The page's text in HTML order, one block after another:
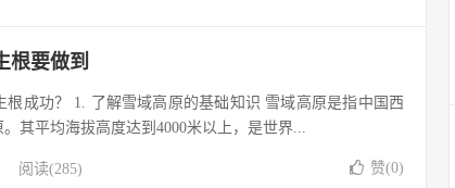
根要做到
成功？ 1. 了解雪域高原的基础知识 雪域高原是指中国西
其平均海拔高度达到4000米以上，是世界...
阅读(285) 赞(0)